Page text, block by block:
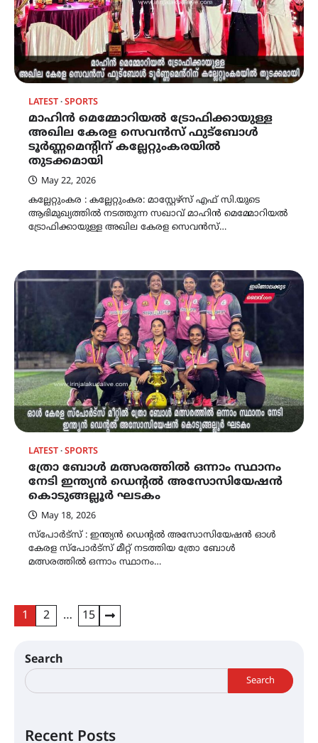
LATEST SPORTS
മാഹിൻ മെമ്മോറിയൽ ട്രോഫിക്കായുള്ള
അഖില കേരള സെവൻസ് ഫുട്ബോൾ
ടൂർണ്ണമെൻ്റിന് കല്ലേറ്റുംകരയിൽ
തുടക്കമായി
May 22, 2026
കല്ലേറ്റുംകര : കല്ലേറ്റുംകര: മാസ്റ്റേഴ്സ് എഫ് സി.യുടെ
ആഭിമുഖ്യത്തിൽ നടത്തുന്ന സഖാവ് മാഹിൻ മെമ്മോറിയൽ
ട്രോഫിക്കായുള്ള അഖില കേരള സെവൻസ്…
LATEST SPORTS
ത്രോ ബോൾ മത്സരത്തിൽ ഒന്നാം സ്ഥാനം
നേടി ഇന്ത്യൻ ഡെന്റൽ അസോസിയേഷൻ
കൊടുങ്ങല്ലൂർ ഘടകം
May 18, 2026
സ്പോർട്സ് : ഇന്ത്യൻ ഡെന്റൽ അസോസിയേഷൻ ഓൾ
കേരള സ്പോർട്‌സ് മീറ്റ് നടത്തിയ ത്രോ ബോൾ
മത്സരത്തിൽ ഒന്നാം സ്ഥാനം…
Posts
1 2 … 15
Search
Search
Recent Posts